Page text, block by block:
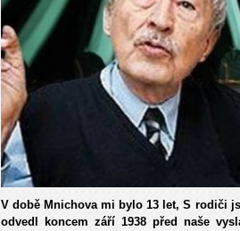
V době Mnichova mi bylo 13 let, S rodiči
odvedl koncem září 1938 před naše